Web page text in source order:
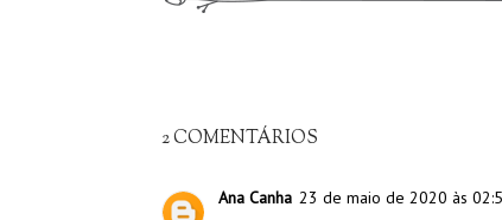
2 COMENTÁRIOS
Ana Canha 23 de maio de 2020 às